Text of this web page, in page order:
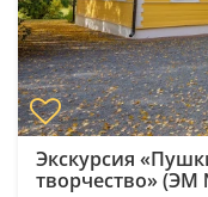
Экскурсия
творчество» (ЭМ